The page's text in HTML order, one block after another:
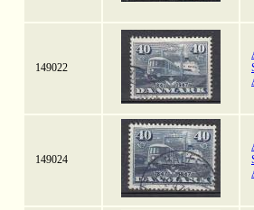
149022
149024